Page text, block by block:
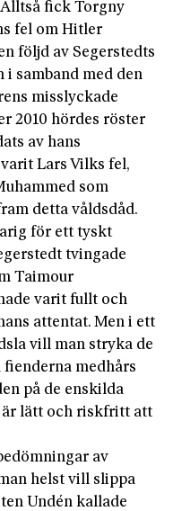
fick Torgny
fel om Hitler
följd av Segerstedts
samband med den
misslyckade
2010 hördes röster
av hans
Lars Vilks fel,
som
detta våldsdåd.
för ett tyskt
tvingade
Taimour
varit fullt och
attentat. Men i ett
vill man stryka de
medhårs
på de enskilda
är lätt och riskfritt att
av
helst vill slippa
Undén kallade